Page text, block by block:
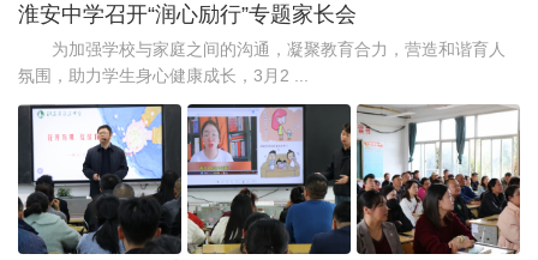
淮安中学召开“润心励行”专题家长会
为加强学校与家庭之间的沟通，凝聚教育合力，营造和谐育人
氛围，助力学生身心健康成长，3月2 ...